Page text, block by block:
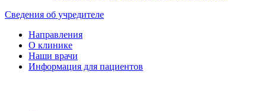
Сведения об учредителе
Направления
О клинике
Наши врачи
Информация для пациентов